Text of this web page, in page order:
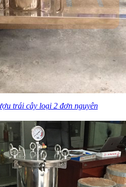
trái cây loại 2 đơn nguyên